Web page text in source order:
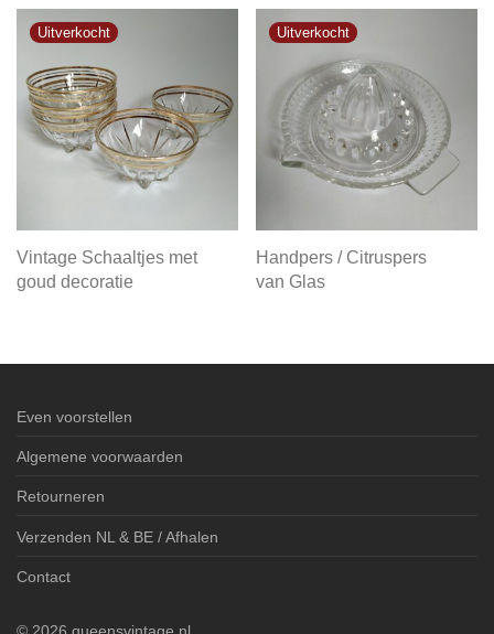
Vintage Schaaltjes met
goud decoratie
Handpers / Citruspers
van Glas
Even voorstellen
Algemene voorwaarden
Retourneren
Verzenden NL & BE / Afhalen
Contact